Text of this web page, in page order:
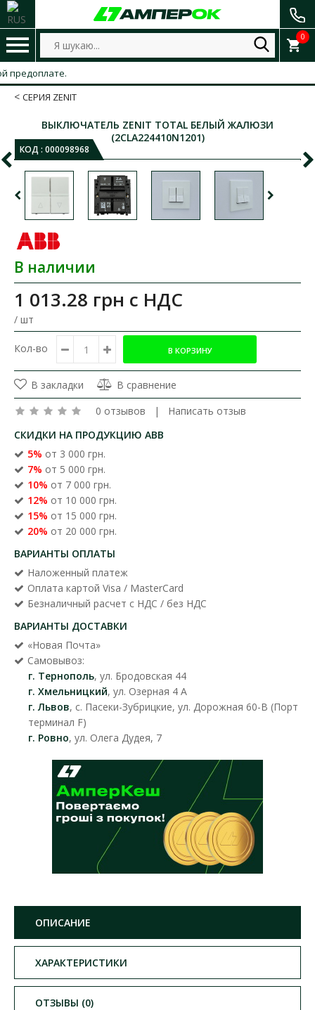
0
СЕРИЯ ZENIT
ВЫКЛЮЧАТЕЛЬ ZENIT TOTAL БЕЛЫЙ ЖАЛЮЗИ
(2CLA224410N1201)
КОД : 000098968
В наличии
1 013.28 грн с НДС
/ шт
Кол-во
В закладки
В сравнение
0 отзывов | Написать отзыв
СКИДКИ НА ПРОДУКЦИЮ ABB
5% от 3 000 грн.
7% от 5 000 грн.
10% от 7 000 грн.
12% от 10 000 грн.
15% от 15 000 грн.
20% от 20 000 грн.
ВАРИАНТЫ ОПЛАТЫ
Наложенный платеж
Оплата картой Visa / MasterCard
Безналичный расчет с НДС / без НДС
ВАРИАНТЫ ДОСТАВКИ
«Новая Почта»
Самовывоз:
г. Тернополь, ул. Бродовская 44
г. Хмельницкий, ул. Озерная 4 А
г. Львов, с. Пасеки-Зубрицкие, ул. Дорожная 60-В (Порт
терминал F)
г. Ровно, ул. Олега Дудея, 7
ОПИСАНИЕ
ХАРАКТЕРИСТИКИ
ОТЗЫВЫ (0)